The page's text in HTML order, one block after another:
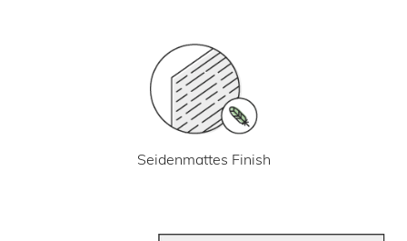
Seidenmattes Finish